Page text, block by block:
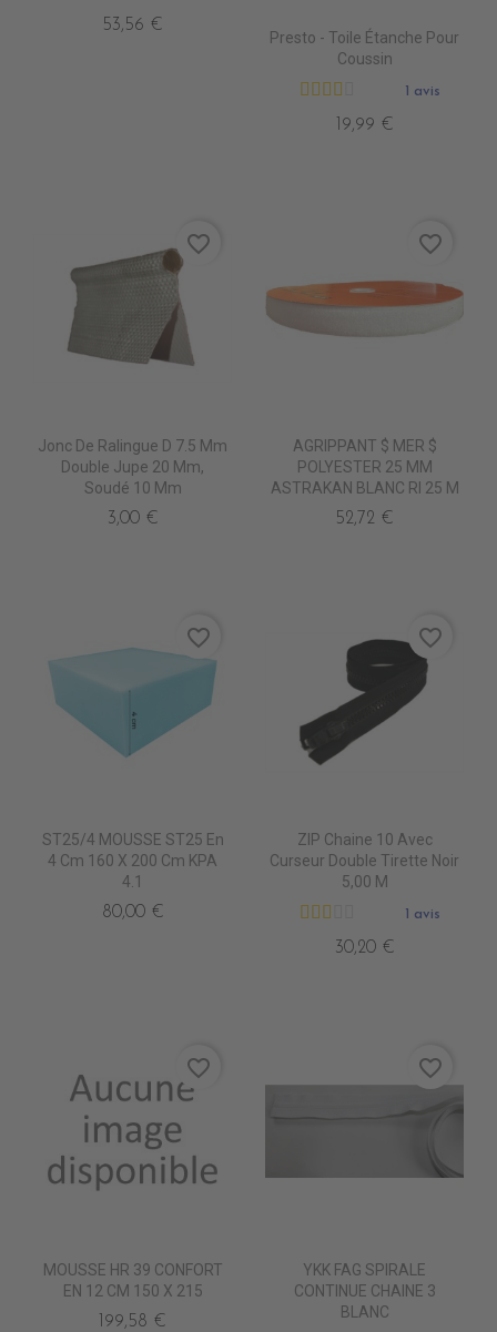
53,56 €
Presto - Toile Étanche Pour
Coussin
1 avis
19,99 €
Jonc De Ralingue D 7.5 Mm
Double Jupe 20 Mm,
Soudé 10 Mm
3,00 €
favorite_border
AGRIPPANT $ MER $
POLYESTER 25 MM
ASTRAKAN BLANC Rl 25 M
52,72 €
favorite_border
ST25/4 MOUSSE ST25 En
4 Cm 160 X 200 Cm KPA
4.1
80,00 €
favorite_border
ZIP Chaine 10 Avec
Curseur Double Tirette Noir
5,00 M
1 avis
30,20 €
favorite_border
MOUSSE HR 39 CONFORT
EN 12 CM 150 X 215
199,58 €
favorite_border
YKK FAG SPIRALE
CONTINUE CHAINE 3
BLANC
favorite_border